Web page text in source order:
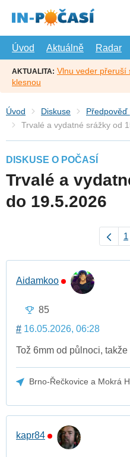
hlavní
Úvod
Aktuálně Radar
AKTUALITA: Vlnu veder přeruší
klesnou
Úvod Diskuse
Předpověď
Trvalé a vydatné srážky od
DISKUSE O POČASÍ
Trvalé a
do 19.5.2026
1
Aidamkoo
85
# 16.05.2026, 06:28
Tož 6mm od půlnoci,
Brno-Řečkovice a Mokrá
kapr84